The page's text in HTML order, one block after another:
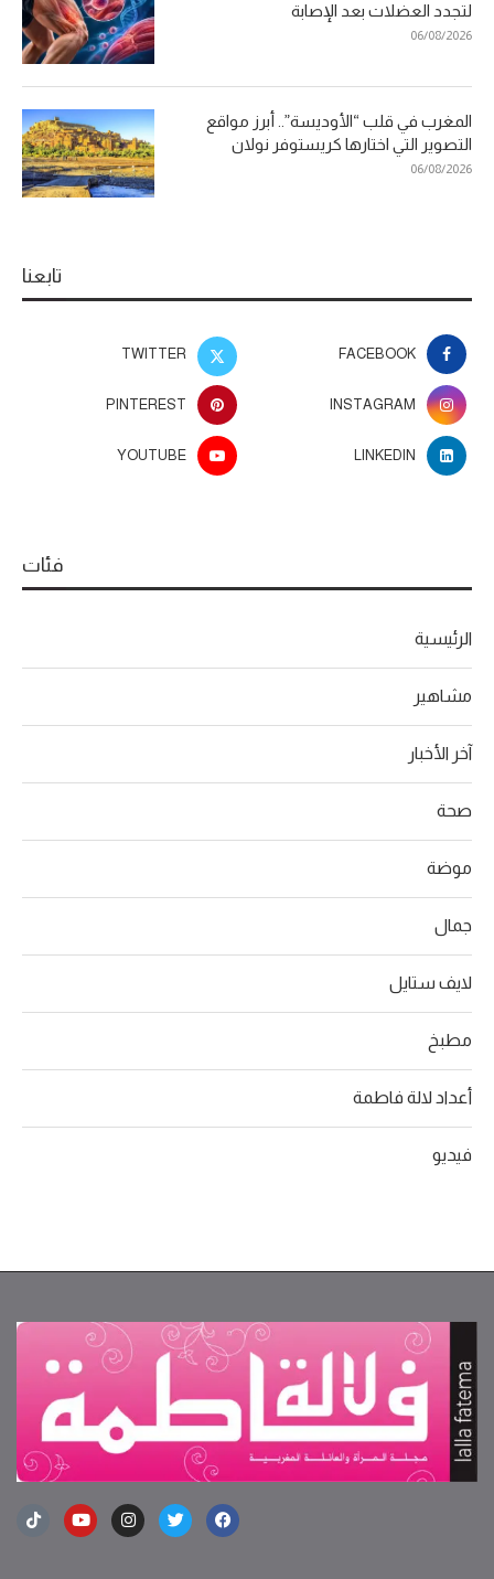
لتجدد العضلات بعد الإصابة
06/08/2026
المغرب في قلب “الأوديسة”.. أبرز مواقع
التصوير التي اختارها كريستوفر نولان
06/08/2026
تابعنا
FACEBOOK
TWITTER
INSTAGRAM
PINTEREST
LINKEDIN
YOUTUBE
فئات
الرئيسية
مشاهير
آخر الأخبار
صحة
موضة
جمال
لايف ستايل
مطبخ
أعداد لالة فاطمة
فيديو